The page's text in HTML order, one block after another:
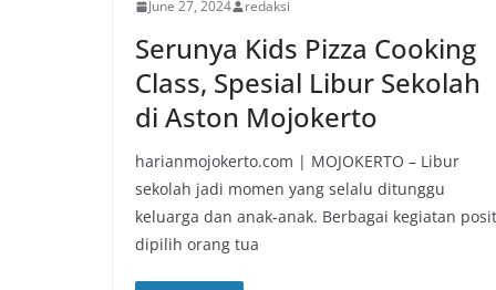
June 27, 2024 redaksi
Serunya Kids Pizza Cooking
Class, Spesial Libur Sekolah
di Aston Mojokerto
harianmojokerto.com | MOJOKERTO – Libur
sekolah jadi momen yang selalu ditunggu
keluarga dan anak-anak. Berbagai kegiatan
dipilih orang tua